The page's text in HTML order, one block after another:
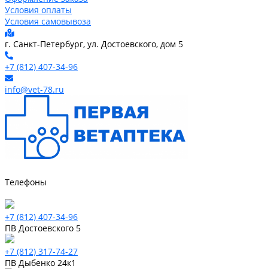
Условия оплаты
Условия самовывоза
г. Санкт-Петербург, ул. Достоевского, дом 5
+7 (812) 407-34-96
info@vet-78.ru
Телефоны
+7 (812) 407-34-96
ПВ Достоевского 5
+7 (812) 317-74-27
ПВ Дыбенко 24к1